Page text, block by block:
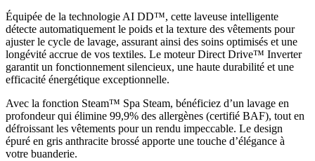
Équipée de la technologie AI DD™, cette laveuse intelligente
détecte automatiquement le poids et la texture des vêtements pour
ajuster le cycle de lavage, assurant ainsi des soins optimisés et une
longévité accrue de vos textiles. Le moteur Direct Drive™ Inverter
garantit un fonctionnement silencieux, une haute durabilité et une
efficacité énergétique exceptionnelle.
Avec la fonction Steam™ Spa Steam, bénéficiez d’un lavage en
profondeur qui élimine 99,9% des allergènes (certifié BAF), tout en
défroissant les vêtements pour un rendu impeccable. Le design
épuré en gris anthracite brossé apporte une touche d’élégance à
votre buanderie.